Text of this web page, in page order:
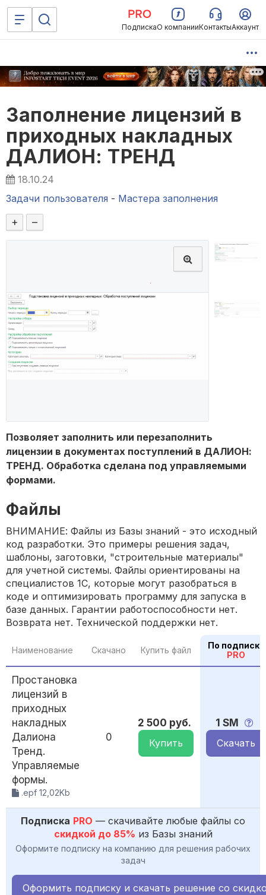
ПодпискаО компанииКонтактыАккаунт
Заполнение лицензий в
приходных накладных
ДАЛИОН: ТРЕНД
18.10.24
Задачи пользователя - Мастера заполнения
+
–
Позволяет заполнить или перезаполнить
лицензии в документах поступлений в ДАЛИОН:
ТРЕНД. Обработка сделана под управляемыми
формами.
Файлы
ВНИМАНИЕ: Файлы из Базы знаний - это исходный
код разработки. Это примеры решения задач,
шаблоны, заготовки, "строительные материалы"
для учетной системы. Файлы ориентированы на
специалистов 1С, которые могут разобраться в
коде и оптимизировать программу для запуска в
базе данных. Гарантии работоспособности нет.
Возврата нет. Технической поддержки нет.
Наименование Скачано Купить файл
По подписке
PRO
Простановка
лицензий в
приходных
накладных
Далиона
Тренд.
Управляемые
формы.
.epf 12,02Kb
0
2 500 руб.
Купить
1 SM
Скачать
Подписка PRO — скачивайте любые файлы со
скидкой до 85% из Базы знаний
Оформите подписку на компанию для решения рабочих
задач
Оформить подписку и скачать решение со